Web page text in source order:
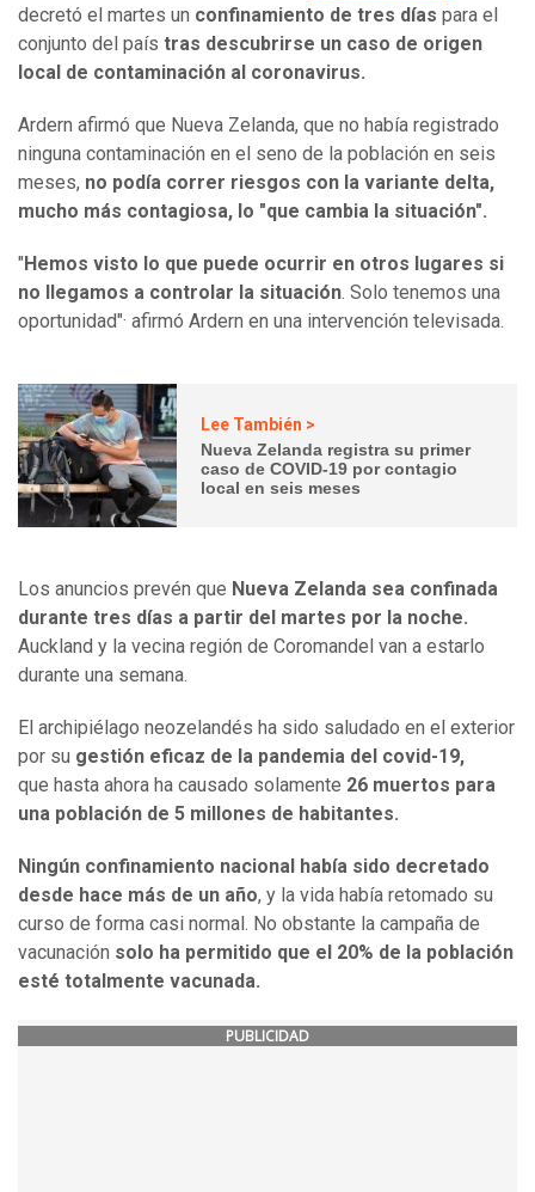
decretó el martes un confinamiento de tres días para el
conjunto del país tras descubrirse un caso de origen
local de contaminación al coronavirus.
Ardern afirmó que Nueva Zelanda, que no había registrado
ninguna contaminación en el seno de la población en seis
meses, no podía correr riesgos con la variante delta,
mucho más contagiosa, lo "que cambia la situación".
" Hemos visto lo que puede ocurrir en otros lugares si
no llegamos a controlar la situación. Solo tenemos una
oportunidad"· afirmó Ardern en una intervención televisada.
Lee También >
Nueva Zelanda registra su primer
caso de COVID-19 por contagio
local en seis meses
Los anuncios prevén que Nueva Zelanda sea confinada
durante tres días a partir del martes por la noche.
Auckland y la vecina región de Coromandel van a estarlo
durante una semana.
El archipiélago neozelandés ha sido saludado en el exterior
por su gestión eficaz de la pandemia del covid-19,
que hasta ahora ha causado solamente 26 muertos para
una población de 5 millones de habitantes.
Ningún confinamiento nacional había sido decretado
desde hace más de un año, y la vida había retomado su
curso de forma casi normal. No obstante la campaña de
vacunación solo ha permitido que el 20% de la población
esté totalmente vacunada.
PUBLICIDAD